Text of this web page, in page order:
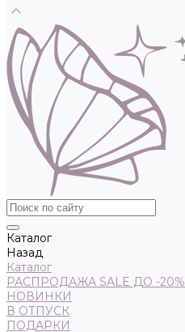
Каталог
Назад
Каталог
РАСПРОДАЖА SALE ДО -20%
НОВИНКИ
В ОТПУСК
ПОДАРКИ